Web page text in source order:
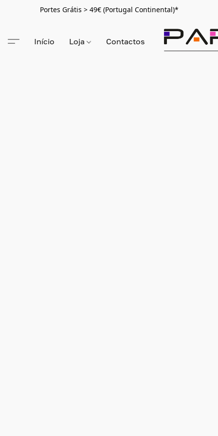
Portes Grátis > 49€ (Portugal Continental)*
Início Loja Contactos